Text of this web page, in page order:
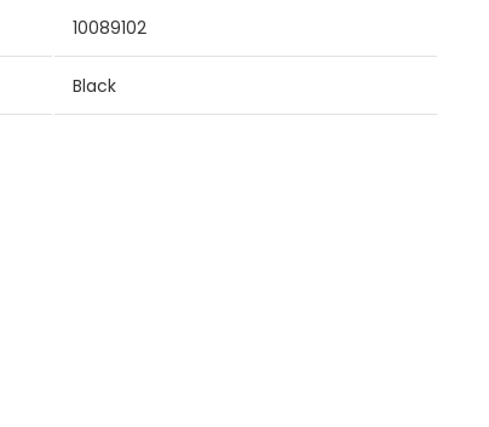
10089102
Black